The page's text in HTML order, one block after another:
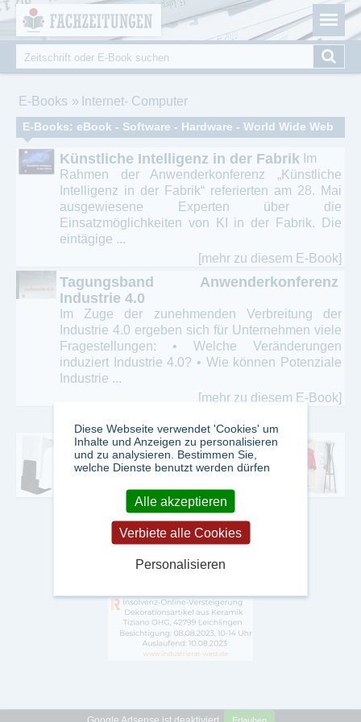
Fachzeitungen.de - Das unabhängige Portal für
Fachmagazine Fachpublikationen & eBooks
Suchformular
Suche
E-Books
Internet- Computer
E-Books: eBook - Software - Hardware - World Wide Web
Künstliche Intelligenz in der Fabrik Im
Rahmen der Anwenderkonferenz „Künstliche
Intelligenz in der Fabrik“ referierten am 28. Mai
ausgewiesene Experten über die
Einsatzmöglichkeiten von KI in der Fabrik. Die
eintägige ...
[mehr zu diesem E-Book]
Tagungsband Anwenderkonferenz
Industrie 4.0
Im Zuge der zunehmenden Verbreitung der
Industrie 4.0 ergeben sich für Unternehmen viele
Fragestellungen: • Welche Veränderungen
induziert Industrie 4.0? • Wie können Potenziale
Industrie ...
[mehr zu diesem E-Book]
Erlauben
Cookie-Einstellungen
Diese Webseite verwendet 'Cookies' um
Inhalte und Anzeigen zu personalisieren
und zu analysieren. Bestimmen Sie,
welche Dienste benutzt werden dürfen
Alle akzeptieren
Verbiete alle Cookies
Personalisieren